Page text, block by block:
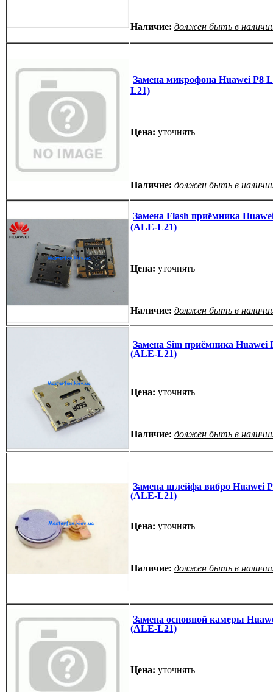
Наличие: должен быть в
Замена микрофона Huawei P8
L21)
Цена: уточнять
Наличие: должен быть в
Замена Flash приёмника
(ALE-L21)
Цена: уточнять
Наличие: должен быть в
Замена Sim приёмника Huawei
(ALE-L21)
Цена: уточнять
Наличие: должен быть в
Замена шлейфа вибро Huawei
(ALE-L21)
Цена: уточнять
Наличие: должен быть в
Замена основной камеры
(ALE-L21)
Цена: уточнять